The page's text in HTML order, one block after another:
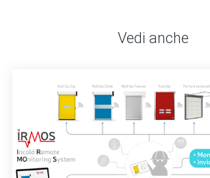
Vedi anche